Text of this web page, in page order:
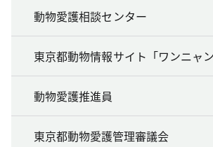
動物愛護相談センター
東京都動物情報サイト「ワンニャ
動物愛護推進員
東京都動物愛護管理審議会